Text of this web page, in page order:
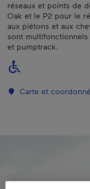
réseaux et points de
Oak et le P2 pour le
aux piétons et aux
sont
et pumptrack.
Carte et